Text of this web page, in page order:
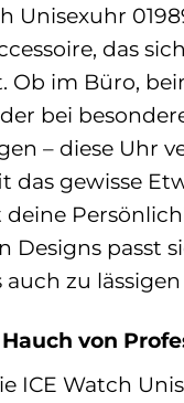
Unisexuhr
das
Ob im Büro,
bei
– diese Uhr
das gewisse
Designs passt
zu lässigen
von
ICE Watch